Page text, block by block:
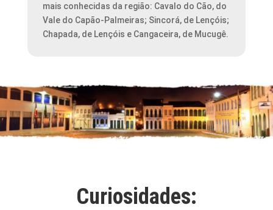
mais conhecidas da região: Cavalo do Cão, do
Vale do Capão-Palmeiras; Sincorá, de Lençóis;
Chapada, de Lençóis e Cangaceira, de Mucugê.
Curiosidades: